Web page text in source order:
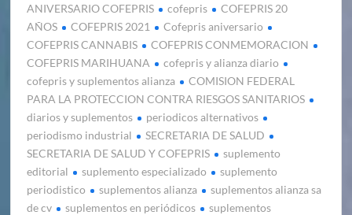
ANIVERSARIO COFEPRIS cofepris
COFEPRIS 20
AÑOS
COFEPRIS 2021
Cofepris aniversario
COFEPRIS CANNABIS
COFEPRIS CONMEMORACION
COFEPRIS MARIHUANA
cofepris y alianza diario
cofepris y suplementos alianza
COMISION FEDERAL
PARA LA PROTECCION CONTRA RIESGOS SANITARIOS
diarios y suplementos
periodicos alternativos
periodismo industrial
SECRETARIA DE SALUD
SECRETARIA DE SALUD Y COFEPRIS
suplemento
editorial
suplemento especializado
suplemento
periodistico
suplementos alianza
suplementos alianza sa
de cv
suplementos en periódicos
suplementos